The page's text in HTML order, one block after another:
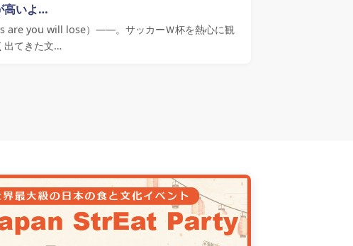
高いよ…
are you will lose）――。サッカーＷ杯を熱心に観
出てきた文…